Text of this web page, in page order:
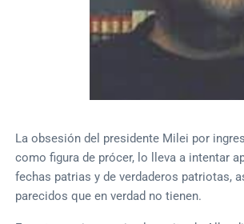
La obsesión del presidente Milei por
como figura de prócer, lo lleva a intentar
fechas patrias y de verdaderos patriotas,
parecidos que en verdad no tienen.